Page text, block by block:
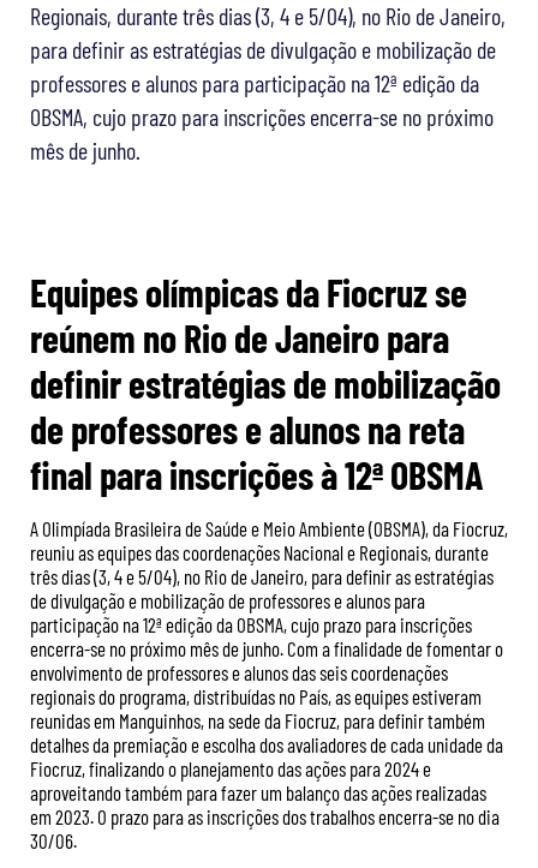
Regionais, durante três dias (3, 4 e 5/04), no Rio de Janeiro,
para definir as estratégias de divulgação e mobilização de
professores e alunos para participação na 12ª edição da
OBSMA, cujo prazo para inscrições encerra-se no próximo
mês de junho.
Equipes olímpicas da Fiocruz se
reúnem no Rio de Janeiro para
definir estratégias de mobilização
de professores e alunos na reta
final para inscrições à 12ª OBSMA
A Olimpíada Brasileira de Saúde e Meio Ambiente (OBSMA), da Fiocruz,
reuniu as equipes das coordenações Nacional e Regionais, durante
três dias (3, 4 e 5/04), no Rio de Janeiro, para definir as estratégias
de divulgação e mobilização de professores e alunos para
participação na 12ª edição da OBSMA, cujo prazo para inscrições
encerra-se no próximo mês de junho. Com a finalidade de fomentar o
envolvimento de professores e alunos das seis coordenações
regionais do programa, distribuídas no País, as equipes estiveram
reunidas em Manguinhos, na sede da Fiocruz, para definir também
detalhes da premiação e escolha dos avaliadores de cada unidade da
Fiocruz, finalizando o planejamento das ações para 2024 e
aproveitando também para fazer um balanço das ações realizadas
em 2023. O prazo para as inscrições dos trabalhos encerra-se no dia
30/06.